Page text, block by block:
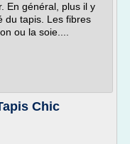
En général, plus il y
du tapis. Les fibres
ou la soie....
Chic